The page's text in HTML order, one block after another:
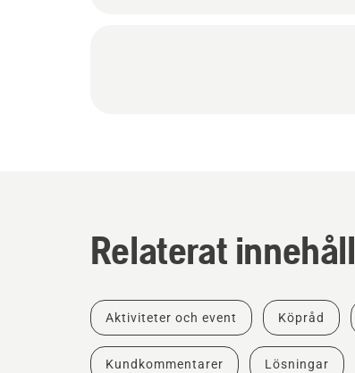
Relaterat innehåll
Aktiviteter och event Köpråd
Kundkommentarer Lösningar